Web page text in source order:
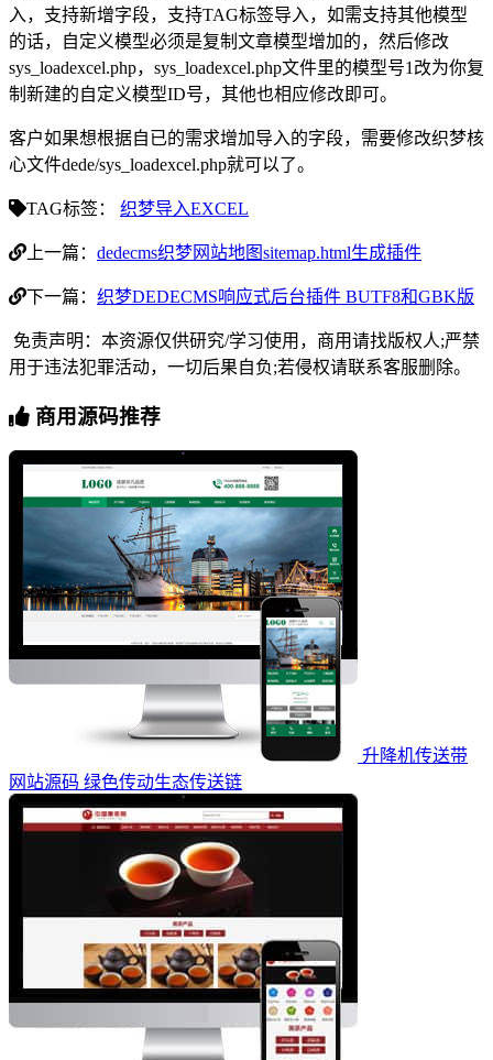
入，支持新增字段，支持TAG标签导入，如需支持其他模型
的话，自定义模型必须是复制文章模型增加的，然后修改
sys_loadexcel.php，sys_loadexcel.php文件里的模型号1改为你复
制新建的自定义模型ID号，其他也相应修改即可。
客户如果想根据自已的需求增加导入的字段，需要修改织梦核
心文件dede/sys_loadexcel.php就可以了。
TAG标签： 织梦导入EXCEL
上一篇： dedecms织梦网站地图sitemap.html生成插件
下一篇： 织梦DEDECMS响应式后台插件 BUTF8和GBK版
免责声明：本资源仅供研究/学习使用，商用请找版权人;严禁
用于违法犯罪活动，一切后果自负;若侵权请联系客服删除。
商用源码推荐
升降机传送带
网站源码 绿色传动生态传送链